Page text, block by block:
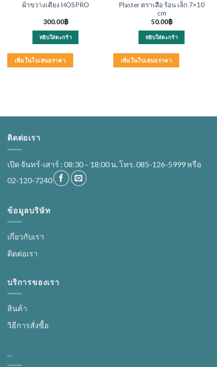
ผ้าขวางเตียง HOSPRO
300.00฿
หยิบใส่ตะกร้า
เพิ่มในใบเสนอราคา
Plaster ตราเสือ ร้อน เล็ก 7×10
cm
50.00฿
หยิบใส่ตะกร้า
เพิ่มในใบเสนอราคา
ติดต่อเรา
เปิด จันทร์-เสาร์ : 08:30 – 18:00 น. โทร. 085-126-5999 หรือ
02-120-7240
ข้อมูลบริษัท
เกี่ยวกับเรา
ติดต่อเรา
บริการของเรา
สินค้า
วิธีการสั่งซื้อ
..